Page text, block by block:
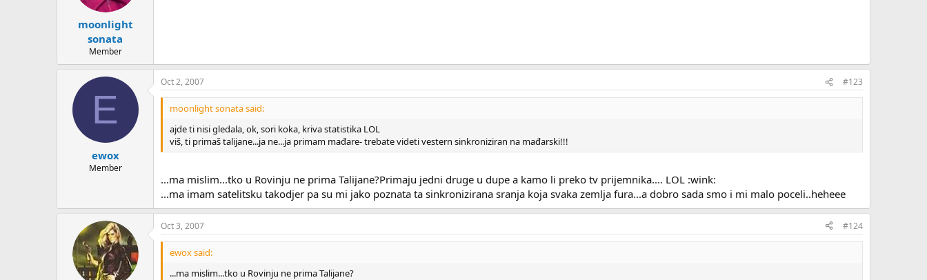
moonlight
sonata
Member
E
ewox
Member
Oct 2, 2007 #123
moonlight sonata said:
ajde ti nisi gledala, ok, sori koka, kriva statistika LOL
viš, ti primaš talijane...ja ne...ja primam mađare- trebate videti vestern sinkroniziran na mađarski!!!
...ma mislim...tko u Rovinju ne prima Talijane?Primaju jedni druge u dupe a kamo li preko tv prijemnika.... LOL :wink:
...ma imam satelitsku takodjer pa su mi jako poznata ta sinkronizirana sranja koja svaka zemlja fura...a dobro sada smo i mi malo poceli..heheee
Oct 3, 2007 #124
ewox said:
...ma mislim...tko u Rovinju ne prima Talijane?